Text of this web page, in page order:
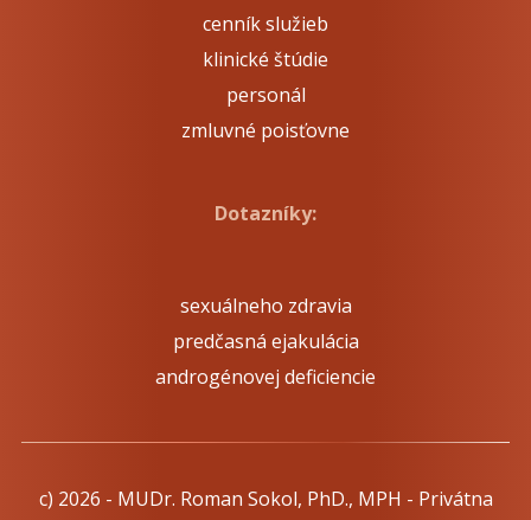
cenník služieb
klinické štúdie
personál
zmluvné poisťovne
Dotazníky:
sexuálneho zdravia
predčasná ejakulácia
androgénovej deficiencie
c) 2026 - MUDr. Roman Sokol, PhD., MPH - Privátna